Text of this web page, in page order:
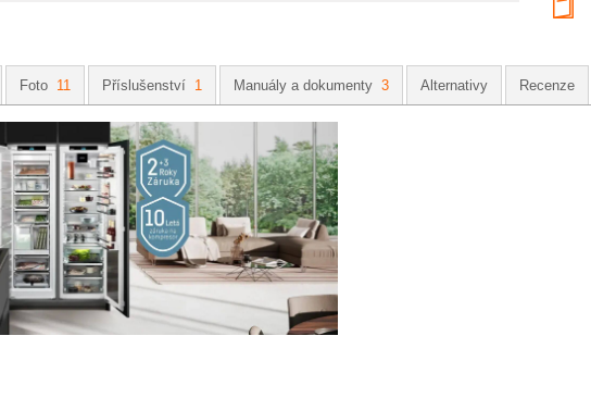
Foto 11 Příslušenství 1 Manuály a dokumenty 3 Alternativy Recenze